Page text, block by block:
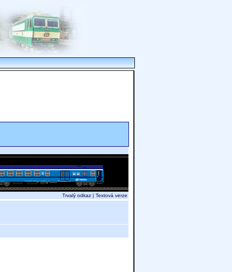
Trvalý odkaz | Textová verze